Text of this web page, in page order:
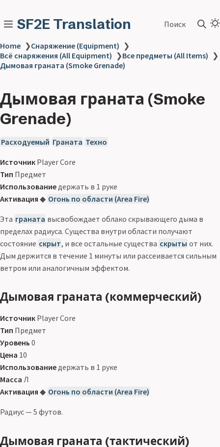
SF2E Translation Поиск
Home ❯Снаряжение (Equipment) ❯
Всё снаряжения (All Equipment) ❯Все предметы (All Items) ❯
Дымовая граната (Smoke Grenade)
Дымовая граната (Smoke
Grenade)
Расходуемый Граната Техно
Источник Player Core
Тип Предмет
Использованиедержать в 1 руке
Активация ◆ Огонь по области (Area Fire)
Эта граната высвобождает облако скрывающего дыма в
пределах радиуса. Существа внутри области получают
состояние скрыт, и все остальные существа скрыты от них.
Дым держится в течение 1 минуты или рассеивается сильным
ветром или аналогичным эффектом.
Дымовая граната (коммерческий)
Источник Player Core
Тип Предмет
Уровень 0
Цена 10
Использованиедержать в 1 руке
Масса Л
Активация ◆ Огонь по области (Area Fire)
Радиус — 5 футов.
Дымовая граната (тактический)